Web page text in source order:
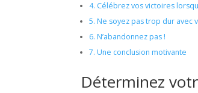
4. Célébrez vos victoires
5. Ne soyez pas trop dur avec
6. N’abandonnez pas !
7. Une conclusion motivante
Déterminez